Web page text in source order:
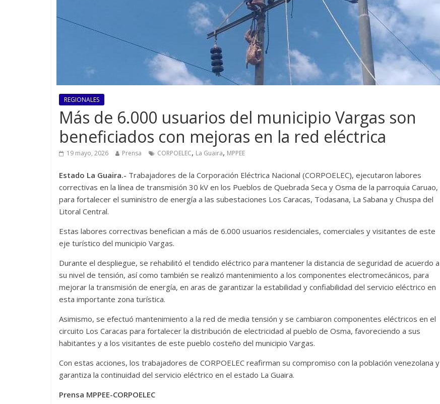
REGIONALES
Más de 6.000 usuarios del municipio Vargas son
beneficiados con mejoras en la red eléctrica
19 mayo, 2026 Prensa CORPOELEC, La Guaira, MPPEE
Estado La Guaira.- Trabajadores de la Corporación Eléctrica Nacional (CORPOELEC), ejecutaron labores
correctivas en la línea de transmisión 30 kV en los Pueblos de Quebrada Seca y Osma de la parroquia Caruao,
para fortalecer el suministro de energía a las subestaciones Los Caracas, Todasana, La Sabana y Chuspa del
Litoral Central.
Estas labores correctivas benefician a más de 6.000 usuarios residenciales, comerciales y visitantes de este
eje turístico del municipio Vargas.
Durante el despliegue, se rehabilitó el tendido eléctrico para mantener la distancia de seguridad de acuerdo a
su nivel de tensión, así como también se realizó mantenimiento a los componentes electromecánicos, para
mejorar la transmisión de energía, en aras de garantizar la estabilidad y confiabilidad del servicio eléctrico en
esta importante zona turística.
Asimismo, se efectuó mantenimiento a la red de media tensión y se cambiaron componentes eléctricos en el
circuito Los Caracas para fortalecer la distribución de electricidad al pueblo de Osma, favoreciendo a sus
habitantes y a los visitantes de este pueblo costeño del municipio Vargas.
Con estas acciones, los trabajadores de CORPOELEC reafirman su compromiso con la población venezolana y
garantiza la continuidad del servicio eléctrico en el estado La Guaira.
Prensa MPPEE-CORPOELEC